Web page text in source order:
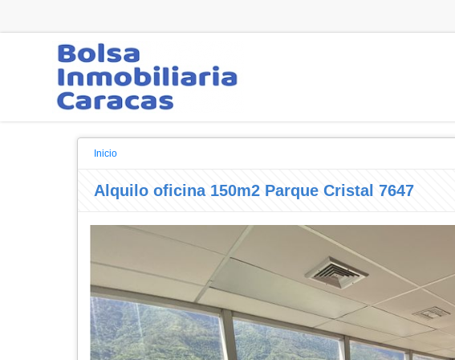
Inicio
Alquilo oficina 150m2 Parque Cristal 7647